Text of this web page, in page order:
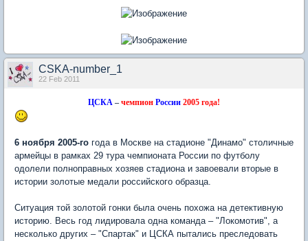
CSKA-number_1
22 Feb 2011
ЦСКА – чемпион России 2005 года!
6 ноября 2005-го года в Москве на стадионе "Динамо" столичные
армейцы в рамках 29 тура чемпионата России по футболу
одолели полноправных хозяев стадиона и завоевали вторые в
истории золотые медали российского образца.
Ситуация той золотой гонки была очень похожа на детективную
историю. Весь год лидировала одна команда – "Локомотив", а
несколько других – "Спартак" и ЦСКА пытались преследовать